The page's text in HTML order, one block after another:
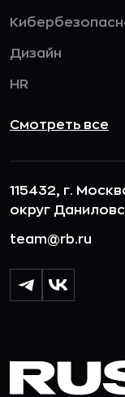
Дизайн
HR
Смотреть все
115432, г.
округ
team@rb.ru